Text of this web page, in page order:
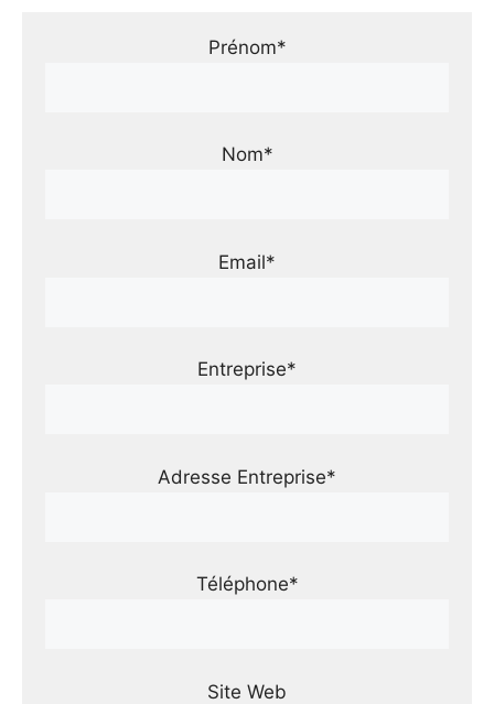
Prénom*
Nom*
Email*
Entreprise*
Adresse Entreprise*
Téléphone*
Site Web